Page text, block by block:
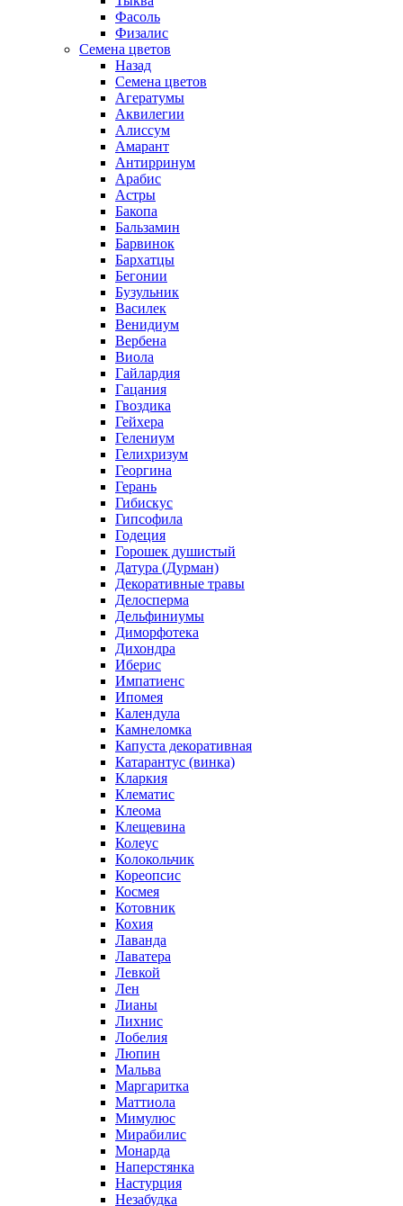
Фасоль
Физалис
Семена цветов
Назад
Семена цветов
Агератумы
Аквилегии
Алиссум
Амарант
Антирринум
Арабис
Астры
Бакопа
Бальзамин
Барвинок
Бархатцы
Бегонии
Бузульник
Василек
Венидиум
Вербена
Виола
Гайлардия
Гацания
Гвоздика
Гейхера
Гелениум
Гелихризум
Георгина
Герань
Гибискус
Гипсофила
Годеция
Горошек душистый
Датура (Дурман)
Декоративные травы
Делосперма
Дельфиниумы
Диморфотека
Дихондра
Иберис
Импатиенс
Ипомея
Календула
Камнеломка
Капуста декоративная
Катарантус (винка)
Кларкия
Клематис
Клеома
Клещевина
Колеус
Колокольчик
Кореопсис
Космея
Котовник
Кохия
Лаванда
Лаватера
Левкой
Лен
Лианы
Лихнис
Лобелия
Люпин
Мальва
Маргаритка
Маттиола
Мимулюс
Мирабилис
Монарда
Наперстянка
Настурция
Незабудка